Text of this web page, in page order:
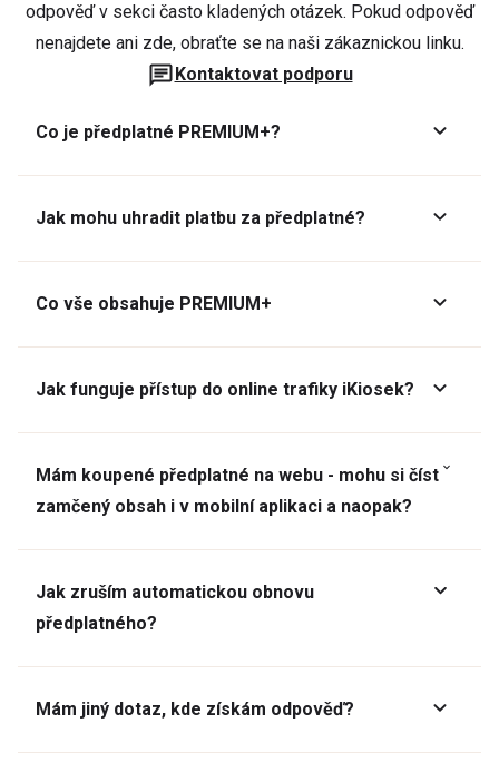
odpověď v sekci často kladených otázek. Pokud odpověď
nenajdete ani zde, obraťte se na naši zákaznickou linku.
Kontaktovat podporu
Co je předplatné PREMIUM+?
Jak mohu uhradit platbu za předplatné?
Co vše obsahuje PREMIUM+
Jak funguje přístup do online trafiky iKiosek?
Mám koupené předplatné na webu - mohu si číst
zamčený obsah i v mobilní aplikaci a naopak?
Jak zruším automatickou obnovu
předplatného?
Mám jiný dotaz, kde získám odpověď?